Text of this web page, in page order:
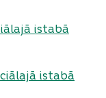
istabā
istabā